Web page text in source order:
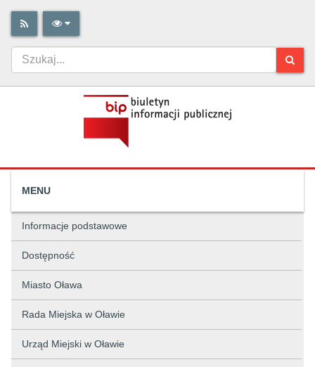
MENU
Informacje podstawowe
Dostępność
Miasto Oława
Rada Miejska w Oławie
Urząd Miejski w Oławie